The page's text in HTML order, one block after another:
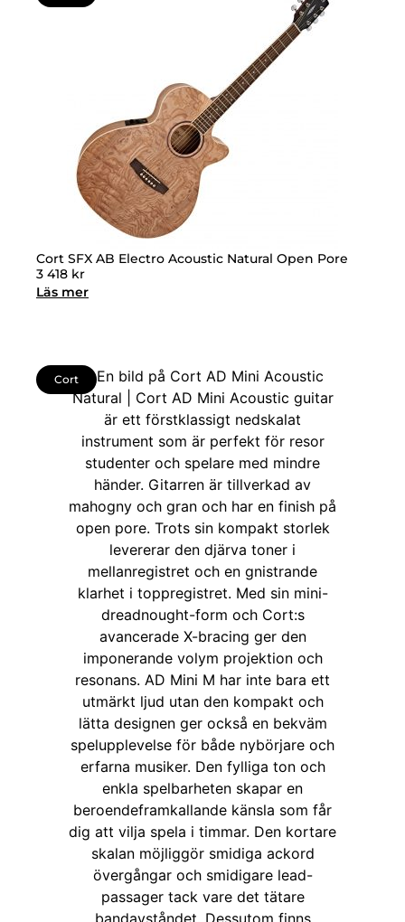
Cort SFX AB Electro Acoustic Natural Open Pore
3 418 kr
Läs mer
Cort